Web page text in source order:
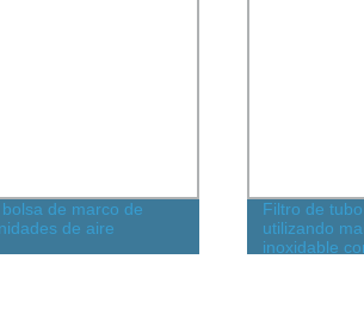
de marco de
de aire
Filtro de
utilizando
inoxidable